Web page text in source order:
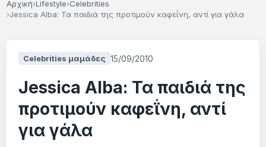
Αρχική Lifestyle Celebrities
Jessica Alba: Τα παιδιά της προτιμούν καφεΐνη, αντί για γάλα
Celebrities μαμάδες 15/09/2010
Jessica Alba: Τα παιδιά της
προτιμούν καφεΐνη, αντί
για γάλα